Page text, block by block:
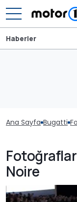
Haberler
Ana Sayfa Bugatti
Noire